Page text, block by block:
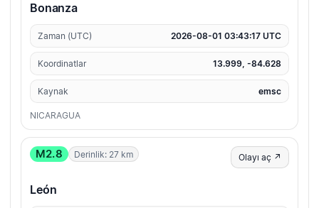
Bonanza
Zaman (UTC) 2026-08-01 03:43:17 UTC
Koordinatlar 13.999, -84.628
Kaynak emsc
NICARAGUA
M2.8 Derinlik: 27 km Olayı aç ↗
León